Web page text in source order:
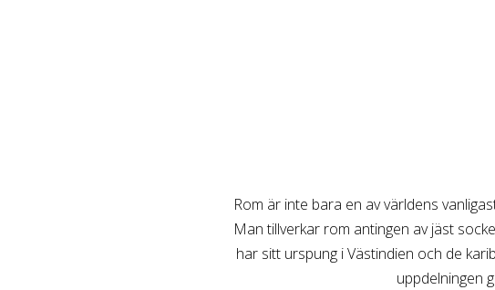
Rom är inte bara en av världens
Man tillverkar rom antingen av jäst
har sitt urspung i Västindien och de
uppdelningen